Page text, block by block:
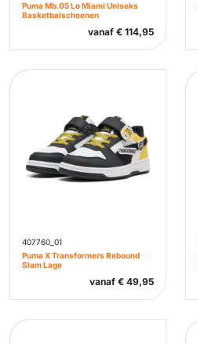
Puma Mb.05 Lo Miami Uniseks
Basketbalschoenen
vanaf € 114,95
407760_01
Puma X Transformers Rebound
Slam Lage
vanaf € 49,95